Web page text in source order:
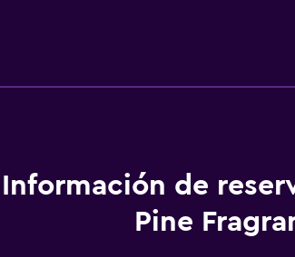
Información de
Pine